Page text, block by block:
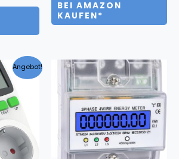
vonBEI AMAZON
KAUFEN*
Angebot!